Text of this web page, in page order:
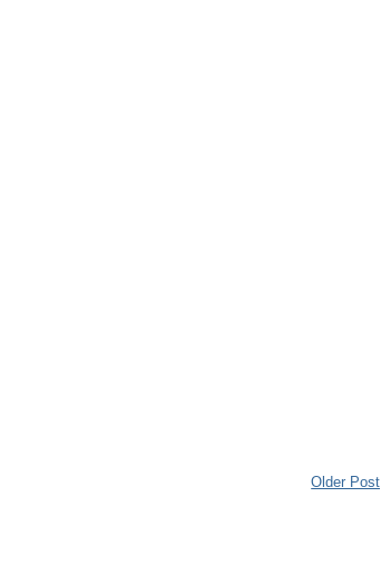
Older Post